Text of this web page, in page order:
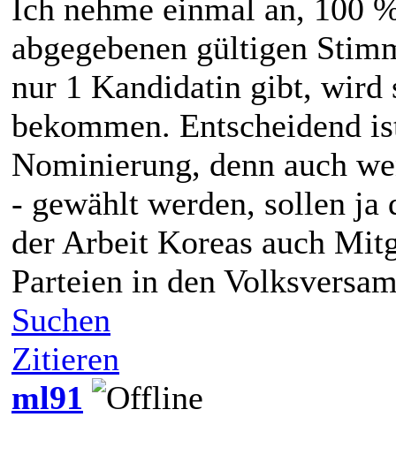
Ich nehme einmal an, 100
abgegebenen gültigen
nur 1 Kandidatin gibt, wird
bekommen. Entscheidend
Nominierung, denn auch
- gewählt werden, sollen ja
der Arbeit Koreas auch
Parteien in den
Suchen
Zitieren
ml91